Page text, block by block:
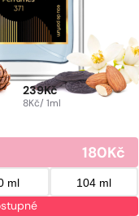
239Kč
8Kč/ 1ml
180 Kč
ml 104 ml